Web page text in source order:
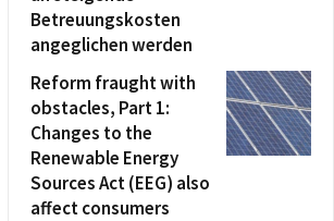
Betreuungskosten
angeglichen werden
Reform fraught with
obstacles, Part 1:
Changes to the
Renewable Energy
Sources Act (EEG) also
affect consumers